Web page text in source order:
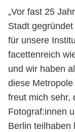
„Vor fast 25
Stadt
für unsere
facettenreich
und wir haben
diese
freut mich sehr,
Fotograf:innen
Berlin teilhaben